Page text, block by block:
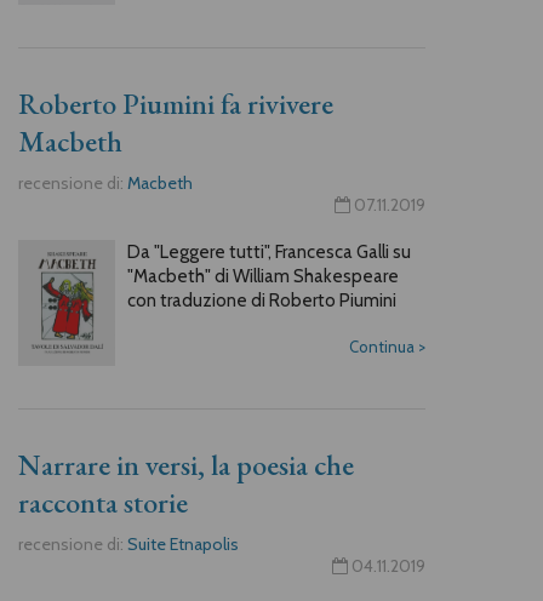
Roberto Piumini fa rivivere
Macbeth
recensione di: Macbeth
07.11.2019
Da "Leggere tutti", Francesca Galli su
"Macbeth" di William Shakespeare
con traduzione di Roberto Piumini
Continua >
Narrare in versi, la poesia che
racconta storie
recensione di: Suite Etnapolis
04.11.2019